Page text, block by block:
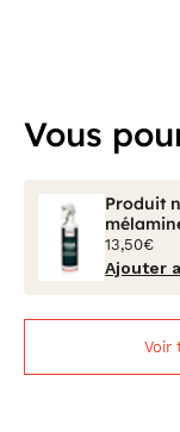
Vous
Produit
13,50€
Ajouter
Voir